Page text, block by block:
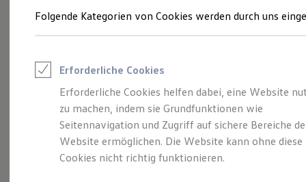
Junge Gebrauchtwagen und Gebrauchtwagen
Saisonangebote
Leasing
Leasing-Angebote
Gebrauchtwagen Leasing
Junge Gebrauchtwagen-Leasing
Elektroauto Leasing
Kleinwagen-Leasing
Leasing ohne Anzahlung
Der T-Roc
Folgende Kategorien von Cookies werden durch uns
Erforderliche Cookies
Erforderliche Cookies helfen dabei, eine Website
zu machen, indem sie Grundfunktionen wie
Seitennavigation und Zugriff auf sichere Bereiche
Website ermöglichen. Die Website kann ohne diese
Cookies nicht richtig funktionieren.